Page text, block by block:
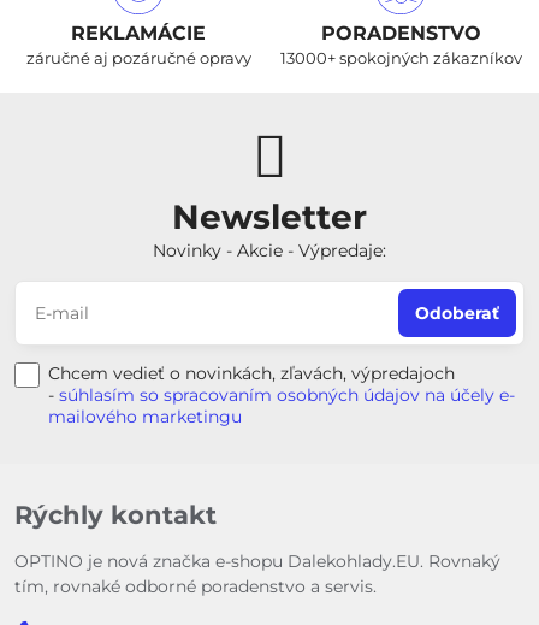
REKLAMÁCIE
záručné aj pozáručné opravy
PORADENSTVO
13000+ spokojných zákazníkov
Newsletter
Novinky - Akcie - Výpredaje:
Odoberať
Chcem vedieť o novinkách, zľavách, výpredajoch
- súhlasím so spracovaním osobných údajov na účely e-
mailového marketingu
Rýchly kontakt
OPTINO je nová značka e-shopu Dalekohlady.EU. Rovnaký
tím, rovnaké odborné poradenstvo a servis.